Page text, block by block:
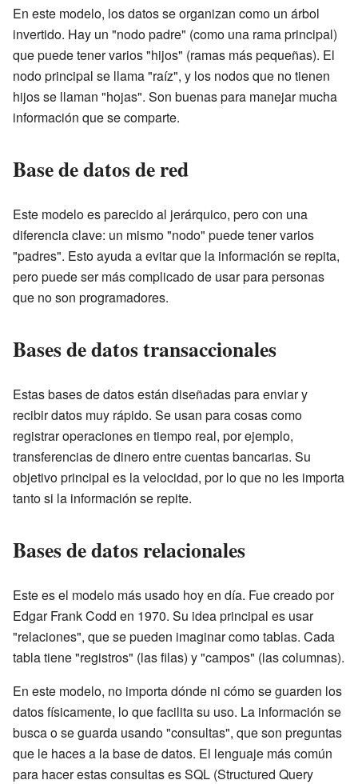
En este modelo, los datos se organizan como un árbol
invertido. Hay un "nodo padre" (como una rama principal)
que puede tener varios "hijos" (ramas más pequeñas). El
nodo principal se llama "raíz", y los nodos que no tienen
hijos se llaman "hojas". Son buenas para manejar mucha
información que se comparte.
Base de datos de red
Este modelo es parecido al jerárquico, pero con una
diferencia clave: un mismo "nodo" puede tener varios
"padres". Esto ayuda a evitar que la información se repita,
pero puede ser más complicado de usar para personas
que no son programadores.
Bases de datos transaccionales
Estas bases de datos están diseñadas para enviar y
recibir datos muy rápido. Se usan para cosas como
registrar operaciones en tiempo real, por ejemplo,
transferencias de dinero entre cuentas bancarias. Su
objetivo principal es la velocidad, por lo que no les importa
tanto si la información se repite.
Bases de datos relacionales
Este es el modelo más usado hoy en día. Fue creado por
Edgar Frank Codd en 1970. Su idea principal es usar
"relaciones", que se pueden imaginar como tablas. Cada
tabla tiene "registros" (las filas) y "campos" (las columnas).
En este modelo, no importa dónde ni cómo se guarden los
datos físicamente, lo que facilita su uso. La información se
busca o se guarda usando "consultas", que son preguntas
que le haces a la base de datos. El lenguaje más común
para hacer estas consultas es SQL (Structured Query